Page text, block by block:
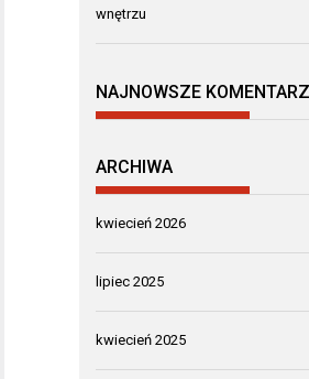
wnętrzu
NAJNOWSZE
ARCHIWA
kwiecień 2026
lipiec 2025
kwiecień 2025